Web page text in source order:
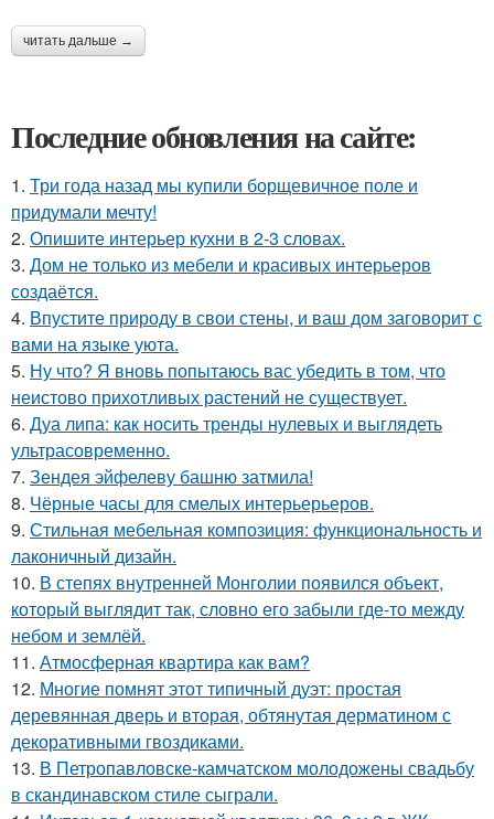
читать дальше →
Последние обновления на сайте:
1. Три года назад мы купили борщевичное поле и
придумали мечту!
2. Опишите интерьер кухни в 2-3 словах.
3. Дом не только из мебели и красивых интерьеров
создаётся.
4. Впустите природу в свои стены, и ваш дом заговорит с
вами на языке уюта.
5. Ну что? Я вновь попытаюсь вас убедить в том, что
неистово прихотливых растений не существует.
6. Дуа липа: как носить тренды нулевых и выглядеть
ультрасовременно.
7. Зендея эйфелеву башню затмила!
8. Чёрные часы для смелых интерьерьеров.
9. Стильная мебельная композиция: функциональность и
лаконичный дизайн.
10. В степях внутренней Монголии появился объект,
который выглядит так, словно его забыли где-то между
небом и землёй.
11. Атмосферная квартира как вам?
12. Многие помнят этот типичный дуэт: простая
деревянная дверь и вторая, обтянутая дерматином с
декоративными гвоздиками.
13. В Петропавловске-камчатском молодожены свадьбу
в скандинавском стиле сыграли.